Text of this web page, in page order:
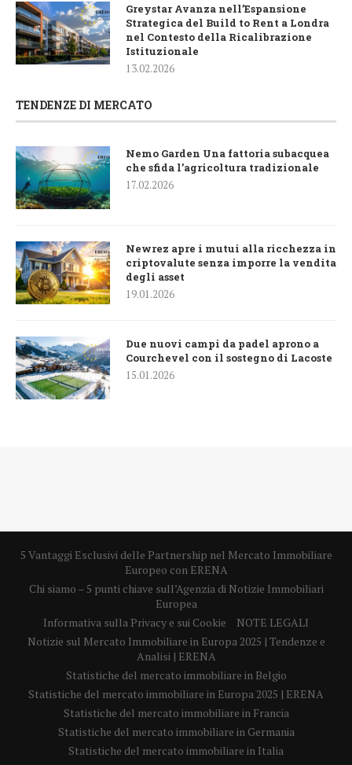
Greystar Avanza nell’Espansione
Strategica del Build to Rent a Londra
nel Contesto della Ricalibrazione
Istituzionale
13.02.2026
TENDENZE DI MERCATO
Nemo Garden Una fattoria subacquea
che sfida l’agricoltura tradizionale
17.02.2026
Newrez apre i mutui alla ricchezza in
criptovalute senza imporre la vendita
degli asset
19.01.2026
Due nuovi campi da padel aprono a
Courchevel con il sostegno di Lacoste
15.01.2026
5 Vantaggi Esclusivi delle Partnership nel Mercato Immobiliare
Europeo con ERENA
Chi siamo – 5 punti chiave sull’Agenzia di Notizie Immobiliari
Europea
Informativa sulla Privacy e sui Cookie
NOTE LEGALI
Notizie sul Mercato Immobiliare in Europa 2025 | Tendenze e
Analisi | ERENA
Statistiche del mercato immobiliare in Belgio
Statistiche del mercato immobiliare in Europa 2025 | ERENA
Statistiche del mercato immobiliare in Francia
Statistiche del mercato immobiliare in Germania
Statistiche del mercato immobiliare in Italia